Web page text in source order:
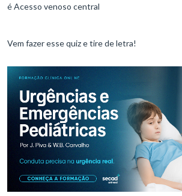
é Acesso venoso central
Vem fazer esse quiz e tire de letra!